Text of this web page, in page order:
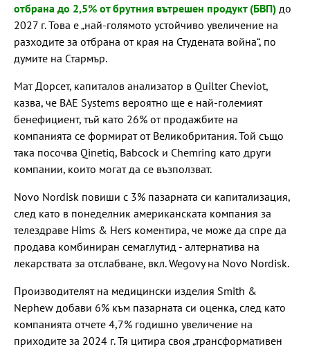
отбрана до 2,5% от брутния вътрешен продукт (БВП) до
2027 г. Това е „най-голямото устойчиво увеличение на
разходите за отбрана от края на Студената война“, по
думите на Стармър.
Мат Дорсет, капиталов анализатор в Quilter Cheviot,
казва, че BAE Systems вероятно ще е най-големият
бенефициент, тъй като 26% от продажбите на
компанията се формират от Великобритания. Той също
така посочва Qinetiq, Babcock и Chemring като други
компании, които могат да се възползват.
Novo Nordisk повиши с 3% пазарната си капитализация,
след като в понеделник американската компания за
телездраве Hims & Hers коментира, че може да спре да
продава комбиниран семаглутид - алтернатива на
лекарствата за отслабване, вкл. Wegovy на Novo Nordisk.
Производителят на медицински изделия Smith &
Nephew добави 6% към пазарната си оценка, след като
компанията отчете 4,7% годишно увеличение на
приходите за 2024 г. Тя цитира своя „трансформативен